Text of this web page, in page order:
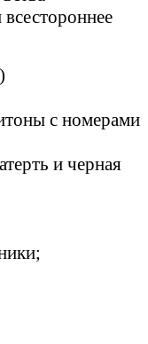
с номерами
и черная
рояля)